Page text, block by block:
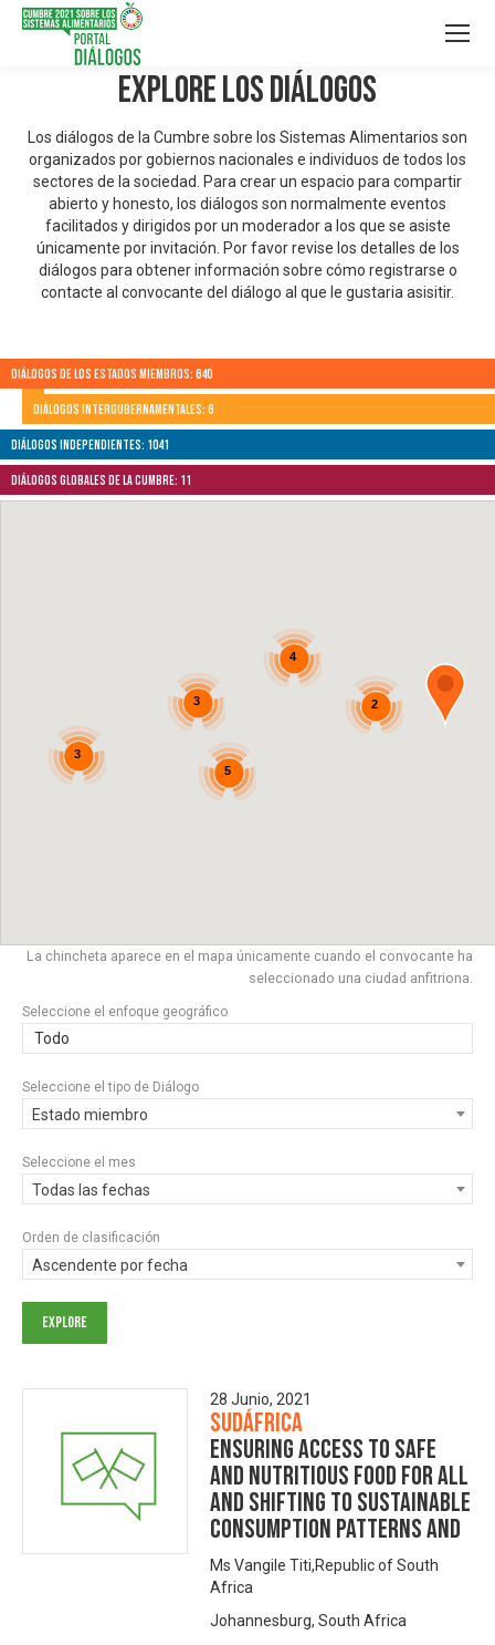
Explore los Diálogos
Los diálogos de la Cumbre sobre los Sistemas Alimentarios son
organizados por gobiernos nacionales e individuos de todos los
sectores de la sociedad. Para crear un espacio para compartir
abierto y honesto, los diálogos son normalmente eventos
facilitados y dirigidos por un moderador a los que se asiste
únicamente por invitación. Por favor revise los detalles de los
diálogos para obtener información sobre cómo registrarse o
contacte al convocante del diálogo al que le gustaria asisitir.
Diálogos de los Estados Miembros: 640
Diálogos Intergubernamentales: 6
Diálogos independientes: 1041
Diálogos globales de la Cumbre: 11
5
2
4
3
3
La chincheta aparece en el mapa únicamente cuando el convocante ha
seleccionado una ciudad anfitriona.
Seleccione el enfoque geográfico
Todo
Seleccione el tipo de Diálogo
Estado miembro
Seleccione el mes
Todas las fechas
Orden de clasificación
Ascendente por fecha
28 Junio, 2021
Sudáfrica
Ensuring Access to Safe
and Nutritious Food for All
and Shifting to Sustainable
Consumption Patterns and
Ms Vangile Titi,Republic of South
Africa
Johannesburg, South Africa